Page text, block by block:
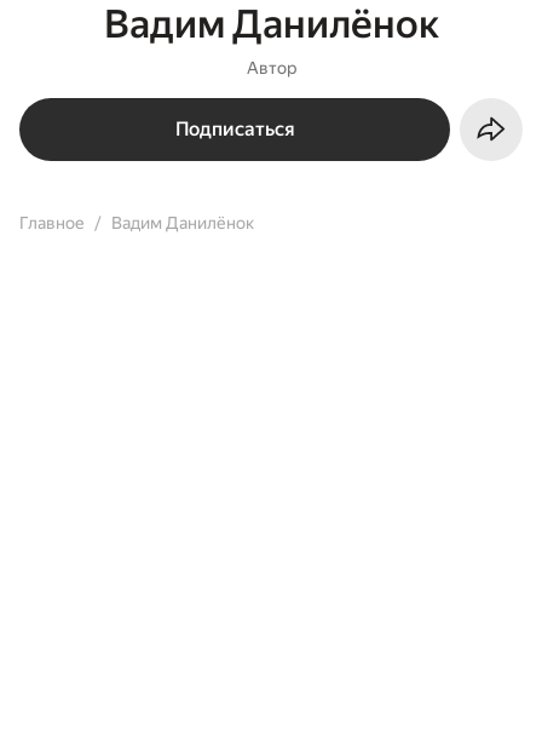
Вадим Данилёнок
Автор
Подписаться
Главное Вадим Данилёнок